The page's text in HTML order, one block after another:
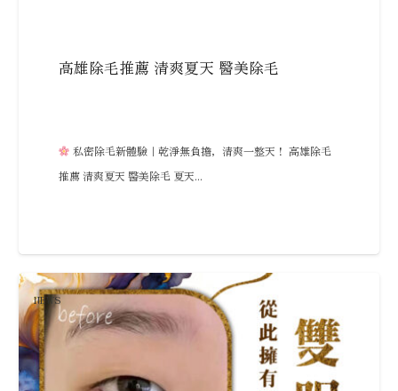
高雄除毛推薦 清爽夏天 醫美除毛
私密除毛新體驗｜乾淨無負擔，清爽一整天！ 高雄除毛
推薦 清爽夏天 醫美除毛 夏天...
NEWS